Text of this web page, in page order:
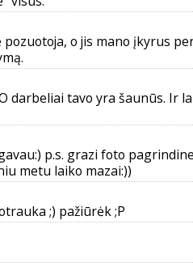
o jis mano įkyrus
darbeliai tavo yra šaunūs. Ir
p.s. grazi foto
metu laiko mazai:))
;) pažiūrėk ;P